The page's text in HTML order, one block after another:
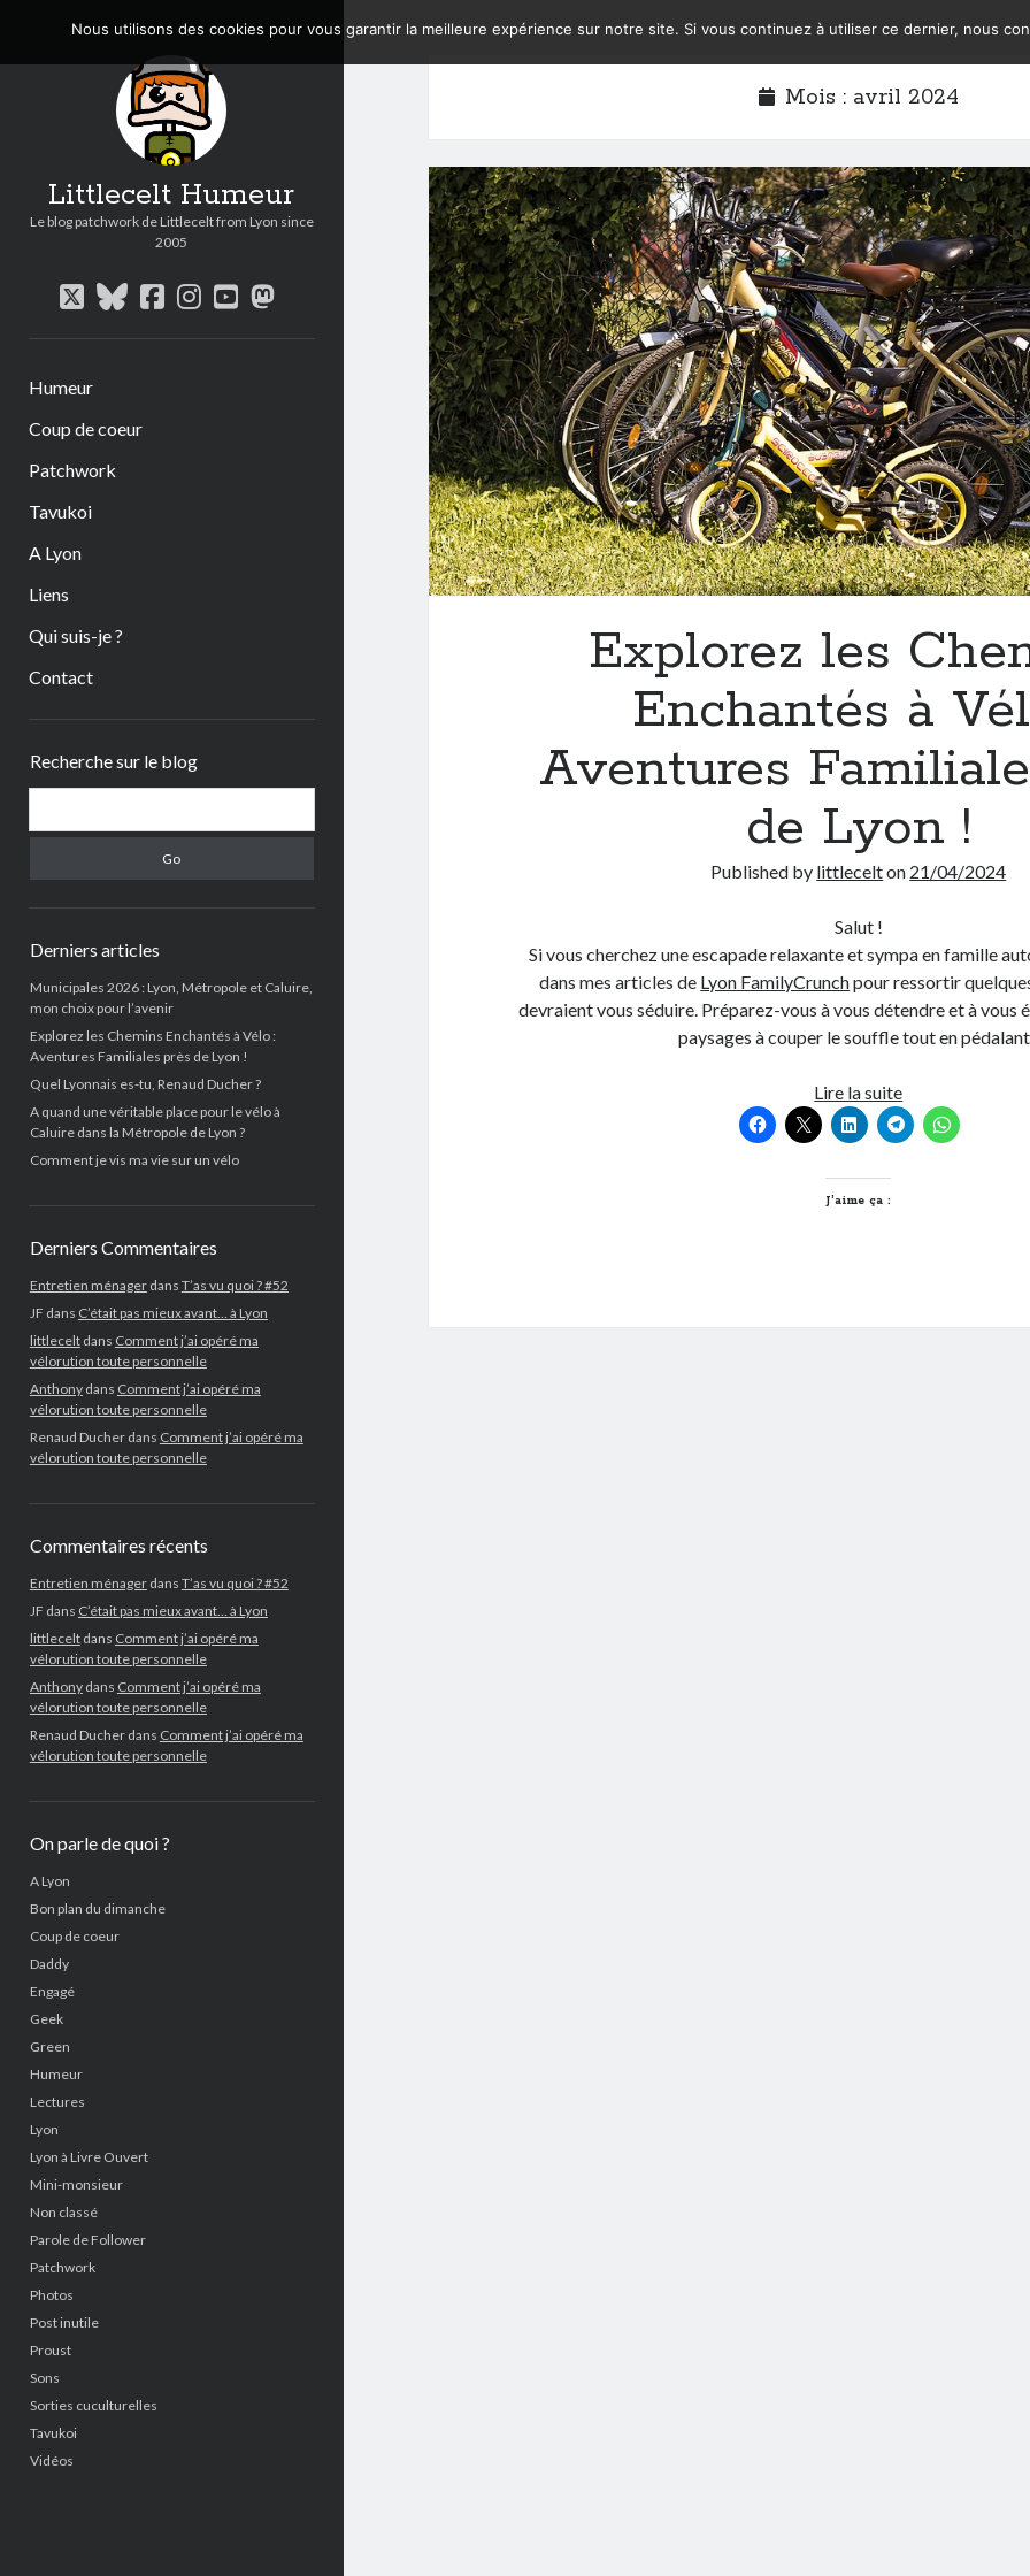
Littlecelt Humeur
Le blog patchwork de Littlecelt from Lyon since
2005
twitterbluesky
facebook
instagram
youtube
mastodon
Humeur
Coup de coeur
Patchwork
Tavukoi
A Lyon
Liens
Qui suis-je ?
Contact
Recherche sur le blog
Derniers articles
Municipales 2026 : Lyon, Métropole et Caluire,
mon choix pour l’avenir
Explorez les Chemins Enchantés à Vélo :
Aventures Familiales près de Lyon !
Quel Lyonnais es-tu, Renaud Ducher ?
A quand une véritable place pour le vélo à
Caluire dans la Métropole de Lyon ?
Comment je vis ma vie sur un vélo
Derniers Commentaires
Entretien ménagerdans T’as vu quoi ? #52
JF dans C’était pas mieux avant… à Lyon
littleceltdans Comment j’ai opéré ma
vélorution toute personnelle
Anthonydans Comment j’ai opéré ma
vélorution toute personnelle
Renaud Ducherdans Comment j’ai opéré ma
vélorution toute personnelle
Commentaires récents
Entretien ménagerdans T’as vu quoi ? #52
JF dans C’était pas mieux avant… à Lyon
littleceltdans Comment j’ai opéré ma
vélorution toute personnelle
Anthonydans Comment j’ai opéré ma
vélorution toute personnelle
Renaud Ducherdans Comment j’ai opéré ma
vélorution toute personnelle
On parle de quoi ?
A Lyon
Bon plan du dimanche
Coup de coeur
Daddy
Engagé
Geek
Green
Humeur
Lectures
Lyon
Lyon à Livre Ouvert
Mini-monsieur
Non classé
Parole de Follower
Patchwork
Photos
Post inutile
Proust
Sons
Sorties cuculturelles
Tavukoi
Vidéos
Mois : avril 2024
Explorez les
Enchantés à
Aventures
de Lyon !
Published by littlecelton 21/04/2024
Salut !
Si vous cherchez une escapade relaxante et sympa en famille
dans mes articles de Lyon FamilyCrunchpour ressortir
devraient vous séduire. Préparez-vous à vous détendre et à vous
paysages à couper le souffle tout en
Lire la suiteExplorez
les
Chemins
J’aime ça :
Nous utilisons des cookies pour vous garantir la meilleure expérience sur notre site. Si vous continuez à utiliser ce dernier, nous